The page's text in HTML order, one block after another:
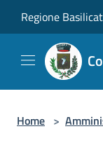
Regione
Home >